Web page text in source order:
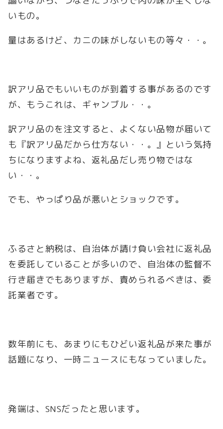
いもの。
量はあるけど、カニの味がしないもの等々・・。
訳アリ品でもいいものが到着する事があるのです
が、もうこれは、ギャンブル・・。
訳アリ品のを注文すると、よくない品物が届いて
も『訳アリ品だから仕方ない・・。』という気持
ちになりますよね、返礼品だし売り物ではな
い・・。
でも、やっぱり品が悪いとショックです。
ふるさと納税は、自治体が請け負い会社に返礼品
を委託していることが多いので、自治体の監督不
行き届きでもありますが、責められるべきは、委
託業者です。
数年前にも、あまりにもひどい返礼品が来た事が
話題になり、一時ニュースにもなっていました。
発端は、SNSだったと思います。